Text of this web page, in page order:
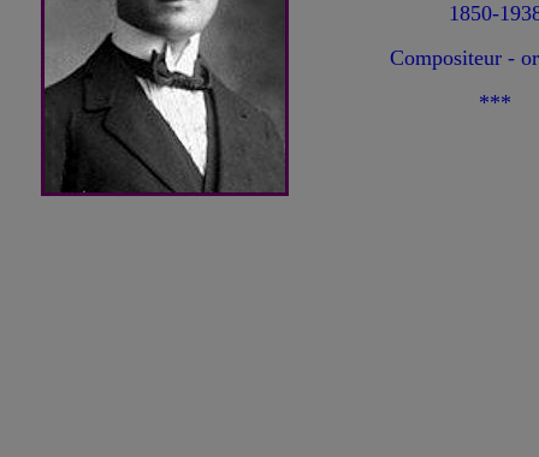
1850-
Compositeur -
***